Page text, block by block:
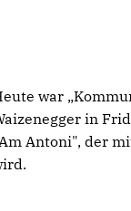
war
in
Antoni", der